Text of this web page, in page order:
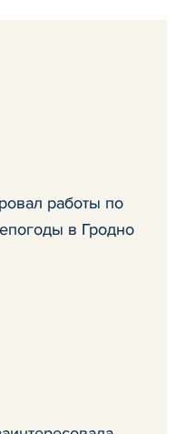
работы по
в Гродно